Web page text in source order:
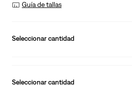
Guía de tallas
Seleccionar cantidad
Seleccionar cantidad